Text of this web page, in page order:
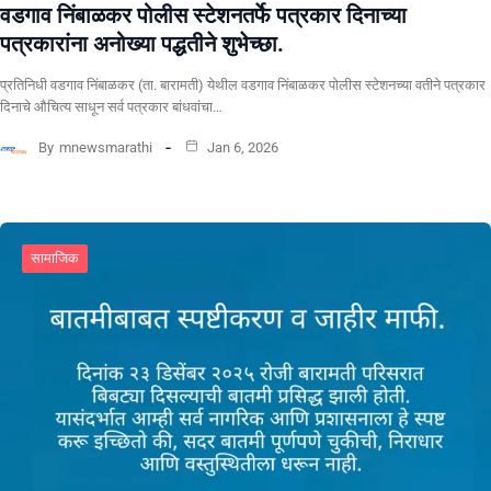
वडगाव निंबाळकर पोलीस स्टेशनतर्फे पत्रकार दिनाच्या
पत्रकारांना अनोख्या पद्धतीने शुभेच्छा.
प्रतिनिधी वडगाव निंबाळकर (ता. बारामती) येथील वडगाव निंबाळकर पोलीस स्टेशनच्या वतीने पत्रकार
दिनाचे औचित्य साधून सर्व पत्रकार बांधवांचा…
By mnewsmarathi Jan 6, 2026
सामाजिक